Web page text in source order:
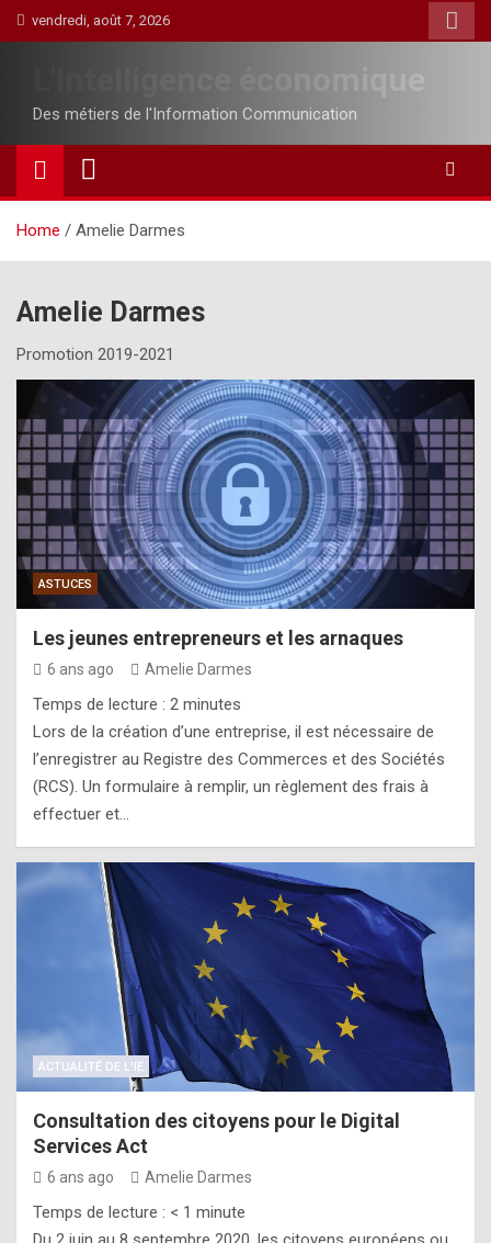
Skip
to
vendredi, août 7, 2026
Des métiers de l'Information Communication
Home Amelie Darmes
Amelie Darmes
Promotion 2019-2021
ASTUCES
Les jeunes entrepreneurs et les arnaques
6 ans ago Amelie Darmes
Temps de lecture : 2 minutes
Lors de la création d’une entreprise, il est nécessaire de
l’enregistrer au Registre des Commerces et des Sociétés
(RCS). Un formulaire à remplir, un règlement des frais à
effectuer et…
ACTUALITÉ DE L'IE
Consultation des citoyens pour le Digital
Services Act
6 ans ago Amelie Darmes
Temps de lecture : < 1 minute